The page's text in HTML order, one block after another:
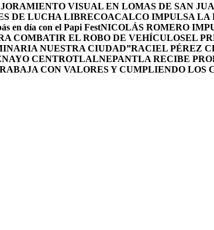
VISUAL EN LOMAS DE SAN
DE LUCHA LIBRECOACALCO IMPULSA LA
en día con el Papi FestNICOLÁS ROMERO
COMBATIR EL ROBO DE VEHÍCULOSEL
NUESTRA CIUDAD”RACIEL PÉREZ
CENTROTLALNEPANTLA RECIBE
CON VALORES Y CUMPLIENDO LOS